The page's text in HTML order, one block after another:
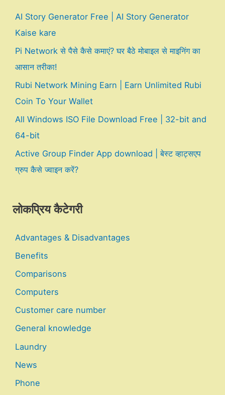
AI Story Generator Free | AI Story Generator
Kaise kare
Pi Network से पैसे कैसे कमाएं? घर बैठे मोबाइल से माइनिंग का
आसान तरीका!
Rubi Network Mining Earn | Earn Unlimited Rubi
Coin To Your Wallet
All Windows ISO File Download Free | 32-bit and
64-bit
Active Group Finder App download | बेस्ट व्हाट्सएप
ग्रुप कैसे ज्वाइन करें?
लोकप्रिय कैटेगरी
Advantages & Disadvantages
Benefits
Comparisons
Computers
Customer care number
General knowledge
Laundry
News
Phone